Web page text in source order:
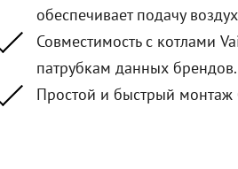
обеспечивает подачу
Совместимость с котлами
патрубкам данных брендов.
Простой и быстрый монтаж